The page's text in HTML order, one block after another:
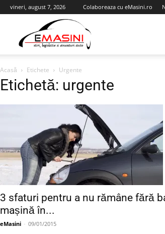
vineri, august 7, 2026 Colaboreaza cu eMasini.ro
Acasă Etichete Urgente
Etichetă: urgente
3 sfaturi pentru a nu rămâne fără
mașină în...
eMasini - 09/01/2015